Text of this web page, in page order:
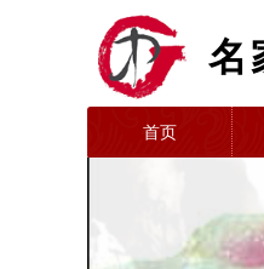
名
首页